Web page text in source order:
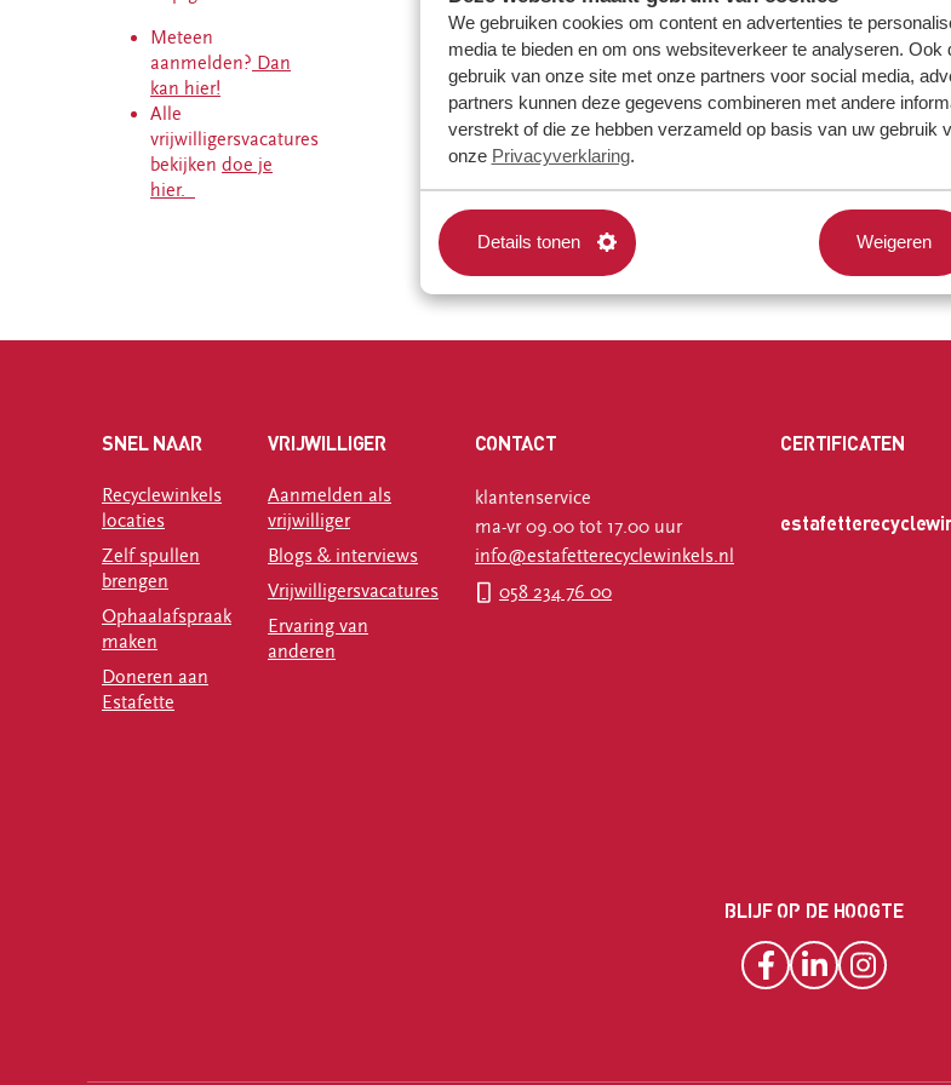
We gebruiken cookies om content en advertenties te
media te bieden en om ons websiteverkeer te analyseren. Ook
gebruik van onze site met onze partners voor social media,
partners kunnen deze gegevens combineren met andere
verstrekt of die ze hebben verzameld op basis van uw gebruik
onze Privacyverklaring.
Details tonen Weigeren
Word donateur
Meteen
aanmelden? Dan
kan hier!
Alle
vrijwilligersvacatures
bekijken doe je
hier.
SNEL NAAR
Recyclewinkels
locaties
Zelf spullen
brengen
Ophaalafspraak
maken
Doneren aan
Estafette
VRIJWILLIGER
Aanmelden als
vrijwilliger
Blogs & interviews
Vrijwilligersvacatures
Ervaring van
anderen
CONTACT
klantenservice
ma-vr 09.00 tot 17.00 uur
info@estafetterecyclewinkels.nl
058 234 76 00
CERTIFICATEN
BLIJF OP DE HOOGTE